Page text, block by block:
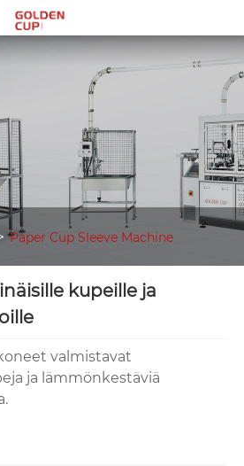
Paper Cup Sleeve Machine
kupeille ja
valmistavat
ja lämmönkestäviä